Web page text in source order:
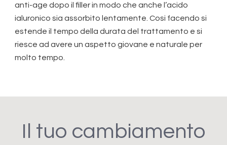
anti-age dopo il filler in modo che anche l’acido
ialuronico sia assorbito lentamente. Cosi facendo si
estende il tempo della durata del trattamento e si
riesce ad avere un aspetto giovane e naturale per
molto tempo.
Il tuo cambiamento